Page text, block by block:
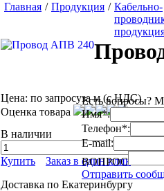
Главная / Продукция / Кабельно-
Цена: по запросуза м (с НДС)
Оценка товара
В наличии
Купить
Заказ в один клик
Доставка по Екатеринбургу
Есть вопросы?
Имя*:
Телефон*:
E-mail:
ВОПРОС
Отправить